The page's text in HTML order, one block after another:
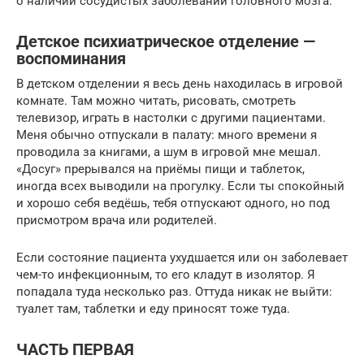
Детское психиатрическое отделение —
воспоминания
В детском отделении я весь день находилась в игровой
комнате. Там можно читать, рисовать, смотреть
телевизор, играть в настолки с другими пациентами.
Меня обычно отпускали в палату: много времени я
проводила за книгами, а шум в игровой мне мешал.
«Досуг» прерывался на приёмы пищи и таблеток,
иногда всех выводили на прогулку. Если ты спокойный
и хорошо себя ведёшь, тебя отпускают одного, но под
присмотром врача или родителей.
Если состояние пациента ухудшается или он заболевает
чем-то инфекционным, то его кладут в изолятор. Я
попадала туда несколько раз. Оттуда никак не выйти:
туалет там, таблетки и еду приносят тоже туда.
ЧАСТЬ ПЕРВАЯ